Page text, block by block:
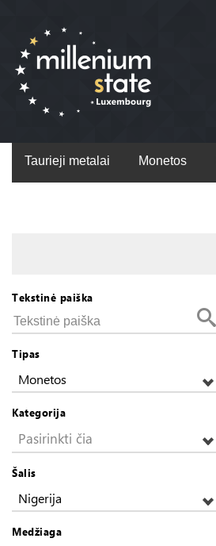
Taurieji metalai Monetos
Tekstinė paiška
Tipas
Monetos
Kategorija
Pasirinkti čia
Šalis
Nigerija
Medžiaga